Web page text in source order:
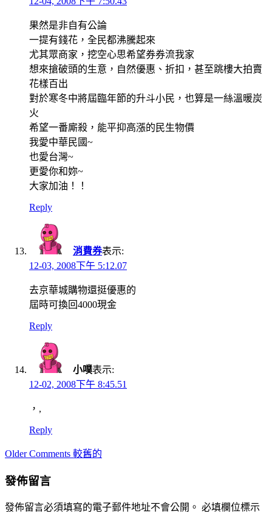
果然是非自有公論
一提有錢花，全民都沸騰起來
尤其眾商家，挖空心思希望券券流我家
想來搶破頭的生意，自然優惠、折扣，甚至跳樓大拍賣
花樣百出
對於寒冬中將屆臨年節的升斗小民，也算是一絲溫暖炭
火
希望一番廝殺，能平抑高漲的民生物價
我愛中華民國~
也愛台灣~
更愛你和妳~
大家加油！！
Reply
消費券表示:
12-03, 2008下午 5:12.07
去京華城購物還挺優惠的
屆時可換回4000現金
Reply
小噗表示:
12-02, 2008下午 8:45.51
，,
Reply
Comment
Older Comments 較舊的
發佈留言
發佈留言必須填寫的電子郵件地址不會公開。 必填欄位標示